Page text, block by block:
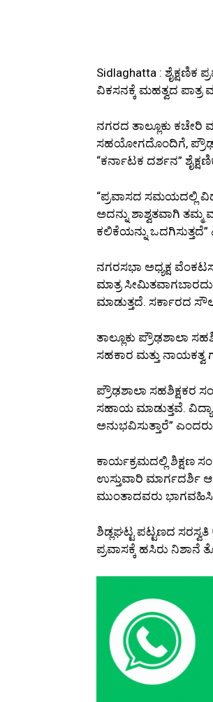
Sidlaghatta : ಶೈಕ್ಷಣಿಕ
ವಿಕಸನಕ್ಕೆ ಮಹತ್ವದ ಪಾತ್ರ
ನಗರದ ತಾಲ್ಲೂಕು
ಸಹಯೋಗದೊಂದಿಗೆ,
“ಕರ್ನಾಟಕ ದರ್ಶನ”
“ಪ್ರವಾಸದ ಸಮಯದಲ್ಲಿ
ಅದನ್ನು ಶಾಶ್ವತವಾಗಿ
ಕಲಿಕೆಯನ್ನು ಒದಗಿಸುತ್ತದೆ”
ನಗರಸಭಾ ಅಧ್ಯಕ್ಷ
ಮಾತ್ರ
ಮಾಡುತ್ತದೆ. ಸರ್ಕಾರದ
ತಾಲ್ಲೂಕು ಪ್ರೌಢಶಾಲಾ
ಸಹಕಾರ ಮತ್ತು ನಾಯಕತ್ವ
ಪ್ರೌಢಶಾಲಾ ಸಹಶಿಕ್ಷಕರ
ಸಹಾಯ ಮಾಡುತ್ತವೆ.
ಅನುಭವಿಸುತ್ತಾರೆ”
ಕಾರ್ಯಕ್ರಮದಲ್ಲಿ ಶಿಕ್ಷಣ
ಉಸ್ತುವಾರಿ ಮಾರ್ಗದರ್ಶಿ
ಮುಂತಾದವರು
ಶಿಡ್ಲಘಟ್ಟ ಪಟ್ಟಣದ
ಪ್ರವಾಸಕ್ಕೆ ಹಸಿರು ನಿಶಾನೆ